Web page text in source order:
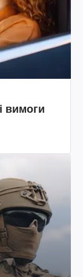
вимоги